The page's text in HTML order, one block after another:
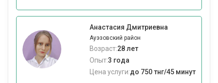
Анастасия Дмитриевна
Ауэзовский район
Возраст:28 лет
Опыт:3 года
Цена услуги:до 750 тнг/45 минут